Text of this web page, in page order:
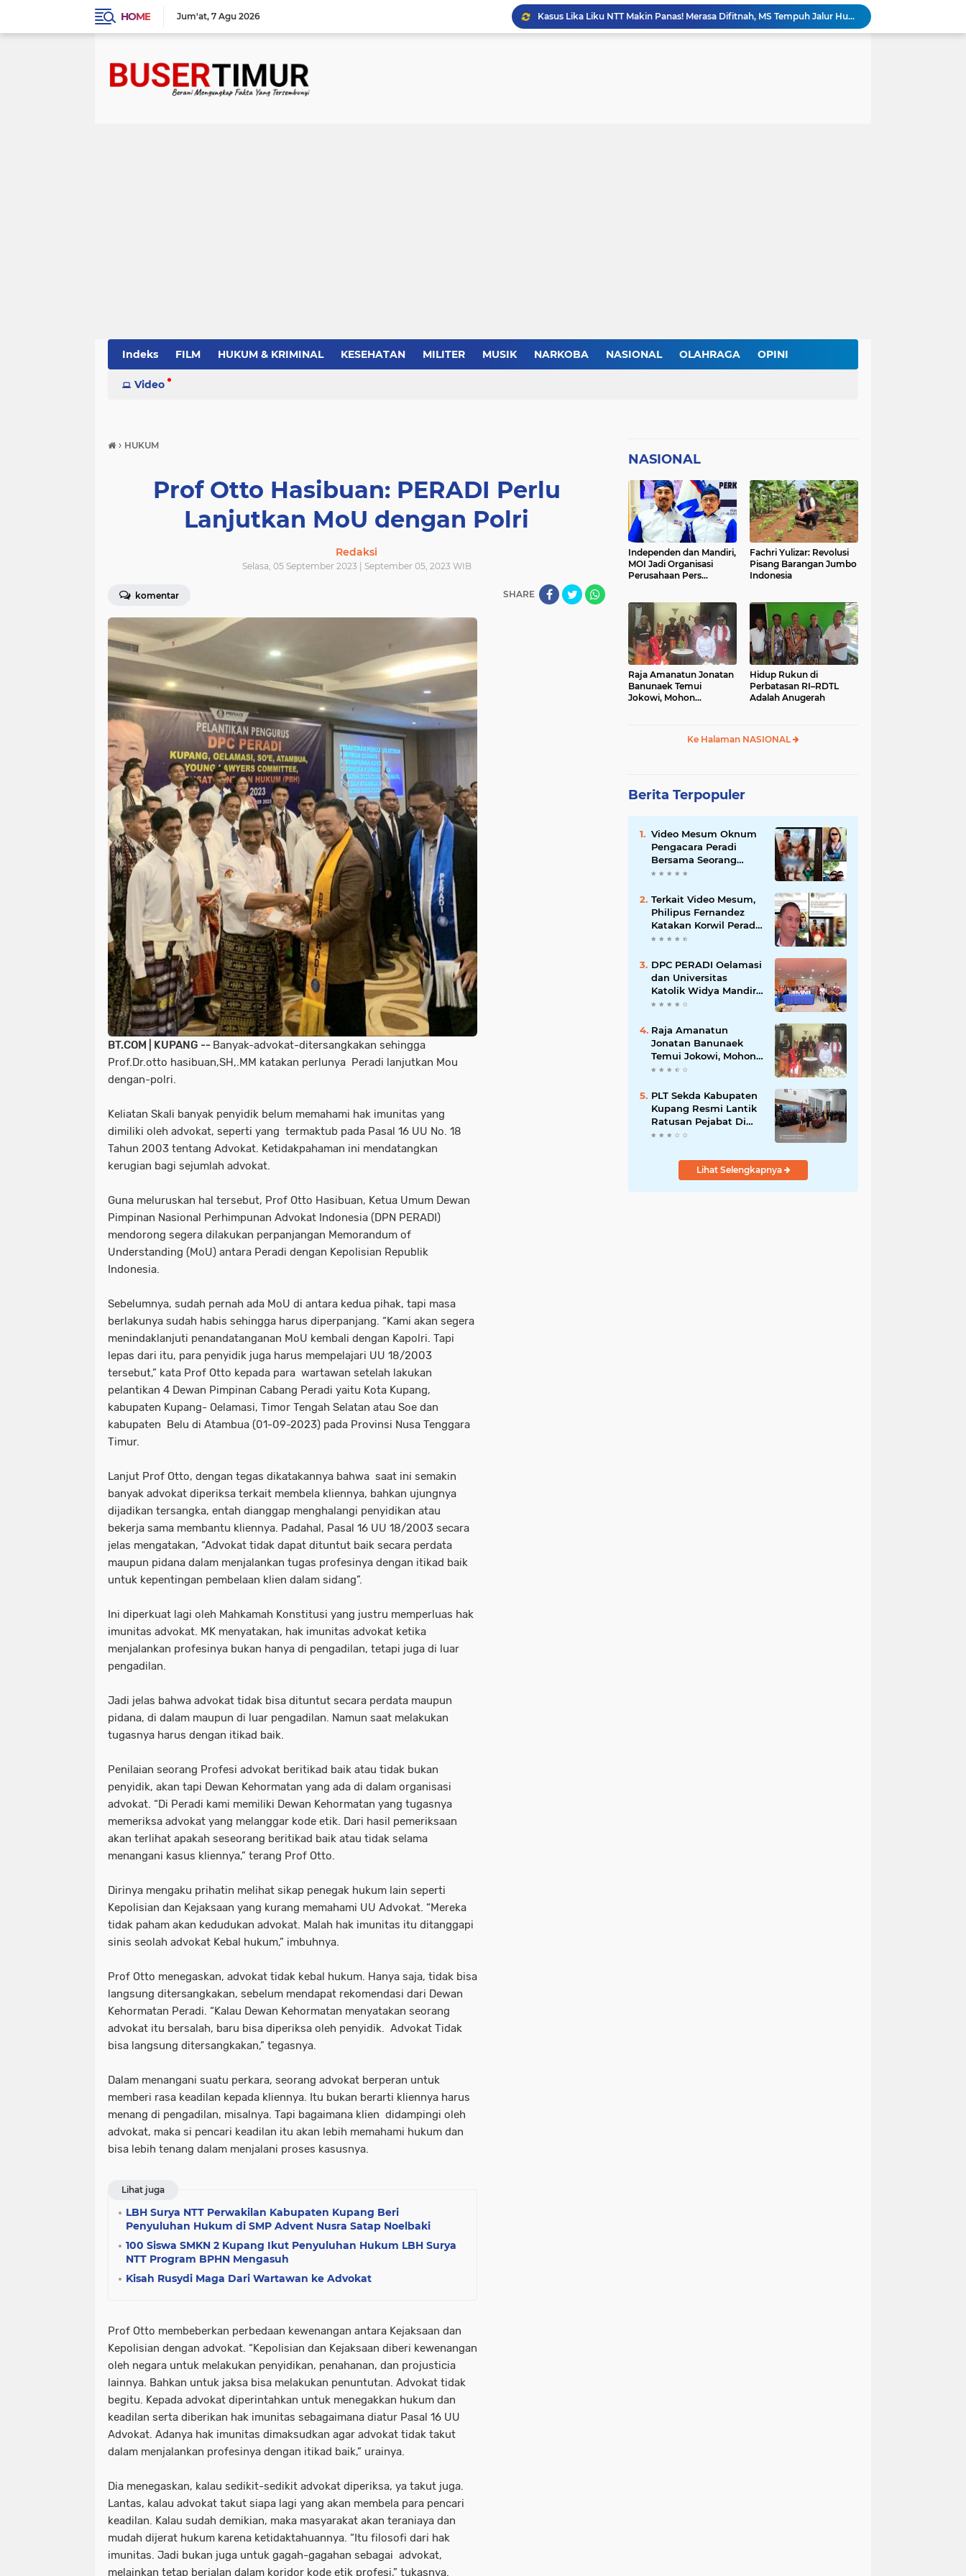
HOME Jum'at 7 Agu 2026
Kasus Lika Liku NTT, MS Diperiksa Sebagai Saksi
PAPPRI NTT Dan Almamor Timor Leste Sepakat Perangi Pelanggaran Hak Cipta Lagu
Indeks FILM HUKUM & KRIMINAL KESEHATAN MILITER MUSIK NARKOBA NASIONAL OLAHRAGA OPINI
PEMERINTAH
Video
› HUKUM
Prof Otto Hasibuan: PERADI Perlu
Lanjutkan MoU dengan Polri
Redaksi
Selasa, 05 September 2023 | September 05, 2023 WIB
komentar SHARE
BT.COM | KUPANG -- Banyak-advokat-ditersangkakan sehingga
Prof.Dr.otto hasibuan,SH,.MM katakan perlunya Peradi lanjutkan Mou
dengan-polri.
Keliatan Skali banyak penyidik belum memahami hak imunitas yang
dimiliki oleh advokat, seperti yang termaktub pada Pasal 16 UU No. 18
Tahun 2003 tentang Advokat. Ketidakpahaman ini mendatangkan
kerugian bagi sejumlah advokat.
Guna meluruskan hal tersebut, Prof Otto Hasibuan, Ketua Umum Dewan
Pimpinan Nasional Perhimpunan Advokat Indonesia (DPN PERADI)
mendorong segera dilakukan perpanjangan Memorandum of
Understanding (MoU) antara Peradi dengan Kepolisian Republik
Indonesia.
Sebelumnya, sudah pernah ada MoU di antara kedua pihak, tapi masa
berlakunya sudah habis sehingga harus diperpanjang. “Kami akan segera
menindaklanjuti penandatanganan MoU kembali dengan Kapolri. Tapi
lepas dari itu, para penyidik juga harus mempelajari UU 18/2003
tersebut,” kata Prof Otto kepada para wartawan setelah lakukan
pelantikan 4 Dewan Pimpinan Cabang Peradi yaitu Kota Kupang,
kabupaten Kupang- Oelamasi, Timor Tengah Selatan atau Soe dan
kabupaten Belu di Atambua (01-09-2023) pada Provinsi Nusa Tenggara
Timur.
Lanjut Prof Otto, dengan tegas dikatakannya bahwa saat ini semakin
banyak advokat diperiksa terkait membela kliennya, bahkan ujungnya
dijadikan tersangka, entah dianggap menghalangi penyidikan atau
bekerja sama membantu kliennya. Padahal, Pasal 16 UU 18/2003 secara
jelas mengatakan, “Advokat tidak dapat dituntut baik secara perdata
maupun pidana dalam menjalankan tugas profesinya dengan itikad baik
untuk kepentingan pembelaan klien dalam sidang”.
Ini diperkuat lagi oleh Mahkamah Konstitusi yang justru memperluas hak
imunitas advokat. MK menyatakan, hak imunitas advokat ketika
menjalankan profesinya bukan hanya di pengadilan, tetapi juga di luar
pengadilan.
Jadi jelas bahwa advokat tidak bisa dituntut secara perdata maupun
pidana, di dalam maupun di luar pengadilan. Namun saat melakukan
tugasnya harus dengan itikad baik.
Penilaian seorang Profesi advokat beritikad baik atau tidak bukan
penyidik, akan tapi Dewan Kehormatan yang ada di dalam organisasi
advokat. “Di Peradi kami memiliki Dewan Kehormatan yang tugasnya
memeriksa advokat yang melanggar kode etik. Dari hasil pemeriksaan
akan terlihat apakah seseorang beritikad baik atau tidak selama
menangani kasus kliennya,” terang Prof Otto.
Dirinya mengaku prihatin melihat sikap penegak hukum lain seperti
Kepolisian dan Kejaksaan yang kurang memahami UU Advokat. “Mereka
tidak paham akan kedudukan advokat. Malah hak imunitas itu ditanggapi
sinis seolah advokat Kebal hukum,” imbuhnya.
Prof Otto menegaskan, advokat tidak kebal hukum. Hanya saja, tidak bisa
langsung ditersangkakan, sebelum mendapat rekomendasi dari Dewan
Kehormatan Peradi. “Kalau Dewan Kehormatan menyatakan seorang
advokat itu bersalah, baru bisa diperiksa oleh penyidik. Advokat Tidak
bisa langsung ditersangkakan,” tegasnya.
Dalam menangani suatu perkara, seorang advokat berperan untuk
memberi rasa keadilan kepada kliennya. Itu bukan berarti kliennya harus
menang di pengadilan, misalnya. Tapi bagaimana klien didampingi oleh
advokat, maka si pencari keadilan itu akan lebih memahami hukum dan
bisa lebih tenang dalam menjalani proses kasusnya.
Lihat juga
LBH Surya NTT Perwakilan Kabupaten Kupang Beri
Penyuluhan Hukum di SMP Advent Nusra Satap Noelbaki
100 Siswa SMKN 2 Kupang Ikut Penyuluhan Hukum LBH Surya
NTT Program BPHN Mengasuh
Kisah Rusydi Maga Dari Wartawan ke Advokat
Prof Otto membeberkan perbedaan kewenangan antara Kejaksaan dan
Kepolisian dengan advokat. “Kepolisian dan Kejaksaan diberi kewenangan
oleh negara untuk melakukan penyidikan, penahanan, dan projusticia
lainnya. Bahkan untuk jaksa bisa melakukan penuntutan. Advokat tidak
begitu. Kepada advokat diperintahkan untuk menegakkan hukum dan
keadilan serta diberikan hak imunitas sebagaimana diatur Pasal 16 UU
Advokat. Adanya hak imunitas dimaksudkan agar advokat tidak takut
dalam menjalankan profesinya dengan itikad baik,” urainya.
Dia menegaskan, kalau sedikit-sedikit advokat diperiksa, ya takut juga.
Lantas, kalau advokat takut siapa lagi yang akan membela para pencari
keadilan. Kalau sudah demikian, maka masyarakat akan teraniaya dan
mudah dijerat hukum karena ketidaktahuannya. “Itu filosofi dari hak
imunitas. Jadi bukan juga untuk gagah-gagahan sebagai advokat,
melainkan tetap berjalan dalam koridor kode etik profesi,” tukasnya.
NASIONAL
Independen dan Mandiri,
MOI Jadi Organisasi
Perusahaan Pers
Fachri Yulizar: Revolusi
Pisang Barangan Jumbo
Indonesia
Raja Amanatun Jonatan
Banunaek Temui
Jokowi, Mohon
Hidup Rukun di
Perbatasan RI–RDTL
Adalah Anugerah
Ke Halaman NASIONAL
Berita Terpopuler
Video Mesum Oknum
Pengacara Peradi
Bersama Seorang
Wanita Viral di
Terkait Video Mesum,
Philipus Fernandez
Katakan Korwil Peradi
NTT Akan Panggil
DPC PERADI Oelamasi
dan Universitas
Katolik Widya Mandira
Kupang Resmi Tutup
Raja Amanatun
Jonatan Banunaek
Temui Jokowi, Mohon
Dukungan Pemekaran
PLT Sekda Kabupaten
Kupang Resmi Lantik
Ratusan Pejabat Di
Lingkup Kabupaten
Lihat Selengkapnya